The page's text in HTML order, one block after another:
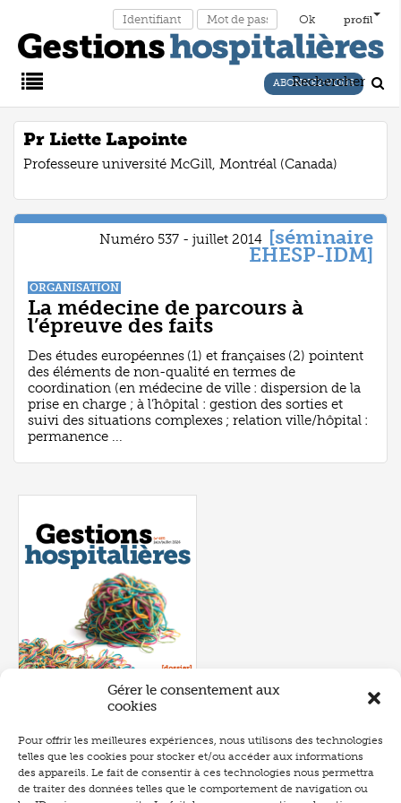
Gérer le consentement aux
cookies
Pour offrir les meilleures expériences, nous utilisons des technologies
telles que les cookies pour stocker et/ou accéder aux informations
des appareils. Le fait de consentir à ces technologies nous permettra
de traiter des données telles que le comportement de navigation ou
profil
Main
Menu
ABONNEZ-VOUS
Rechercher
Pr Liette Lapointe
Professeure université McGill, Montréal (Canada)
Numéro 537 - juillet 2014 [séminaire
EHESP-IDM]
ORGANISATION
La médecine de parcours à
l’épreuve des faits
Des études européennes (1) et françaises (2) pointent
des éléments de non-qualité en termes de
coordination (en médecine de ville : dispersion de la
prise en charge ; à l’hôpital : gestion des sorties et
suivi des situations complexes ; relation ville/hôpital :
permanence ...
Numéro 657- juin 2026